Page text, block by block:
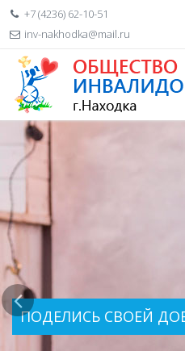
+7 (4236) 62-10-51
inv-nakhodka@mail.ru
ПОДЕЛИСЬ СВОЕЙ